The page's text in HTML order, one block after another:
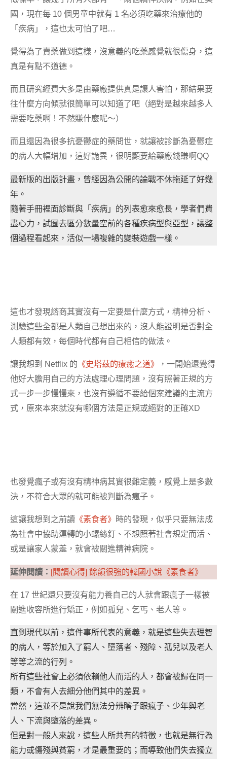
國，現在每 10 個男童中就有 1 名必須吃藥來治療他的
「疾病」，這也太可怕了吧…
覺得為了賣藥做到這樣，沒意義的吃藥感覺就很傷身，這
真是有點不道德。
而且研究經費大多是由藥廠提供真是讓人害怕，那結果要
往什麼方向傾就很簡單可以知道了吧（絕對是越來越多人
需要吃藥啊！不然賺什麼呢～）
而且還因為很多抗憂鬱症的藥問世，就讓被診斷為憂鬱症
的病人大幅增加，這好詭異，很明顯要給藥廠錢賺啊QQ
最新版的出版計畫，曾經因為公開的論戰不休拖延了好幾
年。
隨著手冊裡面診斷與「疾病」的列表愈來愈長，學者們費
盡心力，試圖去區分數量空前的各種疾病型與亞型，讓整
個過程看起來，活似一場複雜的變裝遊戲一樣。
這也才發現諮商其實沒有一定要是什麼方式，精神分析、
測驗這些全都是人類自己想出來的，沒人能證明是否對全
人類都有效，每個時代都有自己相信的做法。
讓我想到 Netflix 的 《史塔茲的療癒之道》
，一開始還覺得
他好大膽用自己的方法處理心理問題，沒有照著正規的方
式一步一步慢慢來，也沒有遵循不要給個案建議的主流方
式，原來本來就沒有哪個方法是正規或絕對的正確XD
也發覺瘋子或有沒有精神病其實很難定義，感覺上是多數
決，不符合大眾的就可能被判斷為瘋子。
這讓我想到之前讀 《素食者》 時的發現，似乎只要無法成
為社會中協助運轉的小螺絲釘、不想照著社會規定而活、
或是讓家人蒙羞，就會被關進精神病院。
延伸閱讀： [閱讀心得] 餘韻很強的韓國小說《素食者》
在 17 世紀還只要沒有能力養自己的人就會跟瘋子一樣被
關進收容所進行矯正，例如孤兒、乞丐、老人等。
直到現代以前，這件事所代表的意義，就是這些失去理智
的病人，等於加入了窮人、墮落者、殘障、孤兒以及老人
等等之流的行列。
所有這些社會上必須依賴他人而活的人，都會被歸在同一
類，不會有人去細分他們其中的差異。
當然，這並不是說我們無法分辨瞎子跟瘋子、少年與老
人、下流與墮落的差異。
但是對一般人來說，這些人所共有的特徵，也就是無行為
能力或傷殘與貧窮，才是最重要的；而導致他們失去獨立